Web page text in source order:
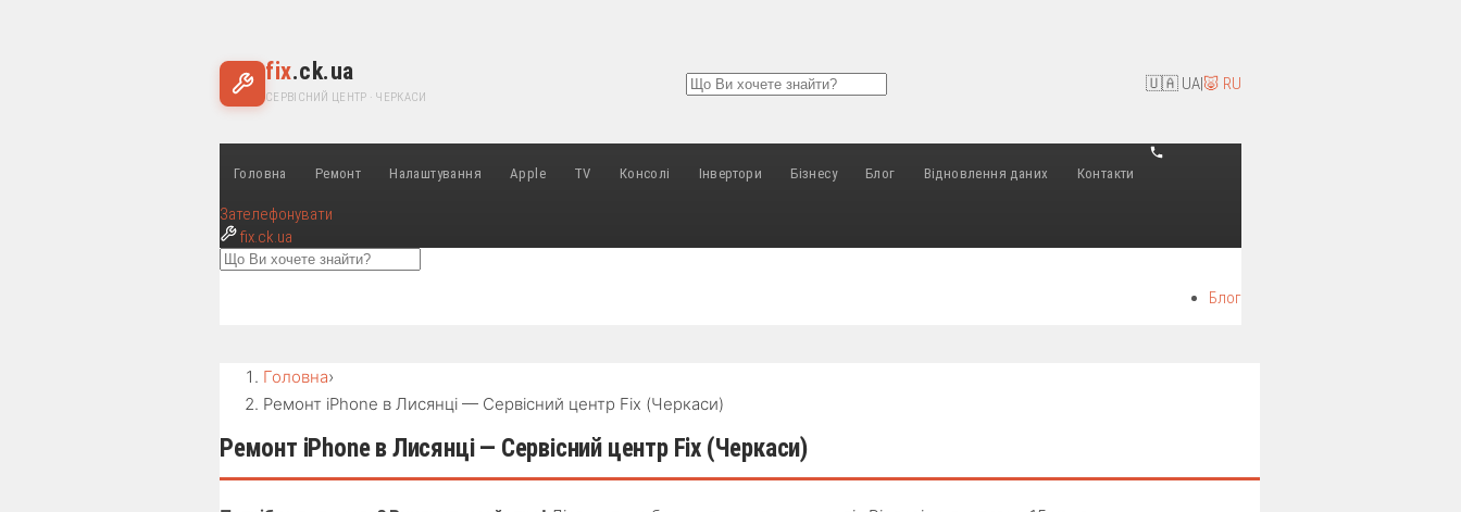
fix.ck.ua
СЕРВІСНИЙ ЦЕНТР · ЧЕРКАСИ
🇺🇦 UA|🐷 RU
Головна Ремонт Налаштування Apple TV Консолі Інвертори Бізнесу Блог Відновлення даних Контакти
Зателефонувати
fix.ck.ua
Блог
Головна›
Ремонт iPhone в Лисянці — Сервісний центр Fix (Черкаси)
Ремонт iPhone в Лисянці — Сервісний центр Fix (Черкаси)